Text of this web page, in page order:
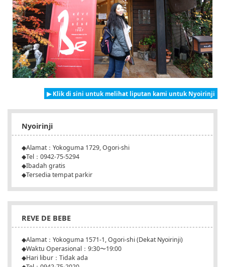
▶ Klik di sini untuk melihat liputan kami untuk Nyoirinji
Nyoirinji
◆Alamat：Yokoguma 1729, Ogori-shi
◆Tel：0942-75-5294
◆Ibadah gratis
◆Tersedia tempat parkir
REVE DE BEBE
◆Alamat：Yokoguma 1571-1, Ogori-shi (Dekat Nyoirinji)
◆Waktu Operasional：9:30〜19:00
◆Hari libur：Tidak ada